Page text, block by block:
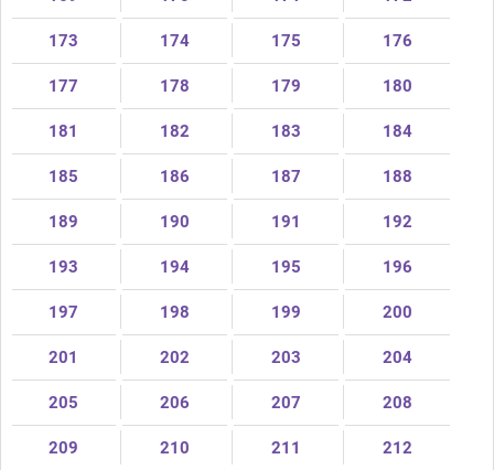
173 174 175 176
177 178 179 180
181 182 183 184
185 186 187 188
189 190 191 192
193 194 195 196
197 198 199 200
201 202 203 204
205 206 207 208
209 210 211 212